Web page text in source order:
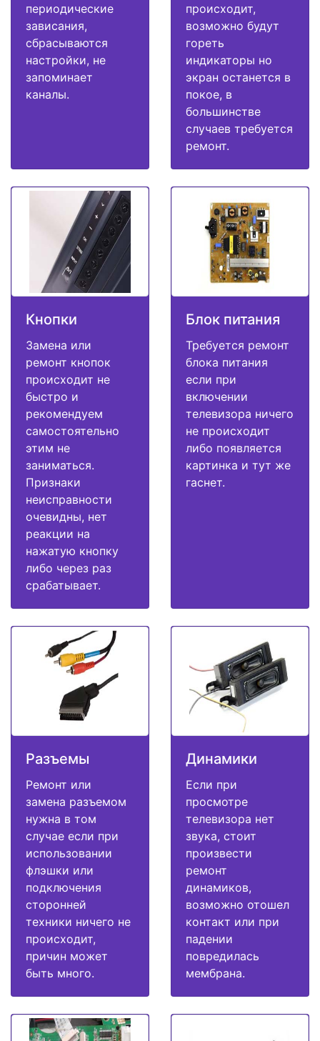
периодические
зависания,
сбрасываются
настройки, не
запоминает
каналы.
происходит,
возможно будут
гореть
индикаторы но
экран останется в
покое, в
большинстве
случаев требуется
ремонт.
Кнопки
Замена или
ремонт кнопок
происходит не
быстро и
рекомендуем
самостоятельно
этим не
заниматься.
Признаки
неисправности
очевидны, нет
реакции на
нажатую кнопку
либо через раз
срабатывает.
Блок питания
Требуется ремонт
блока питания
если при
включении
телевизора ничего
не происходит
либо появляется
картинка и тут же
гаснет.
Разъемы
Ремонт или
замена разъемом
нужна в том
случае если при
использовании
флэшки или
подключения
сторонней
техники ничего не
происходит,
причин может
быть много.
Динамики
Если при
просмотре
телевизора нет
звука, стоит
произвести
ремонт
динамиков,
возможно отошел
контакт или при
падении
повредилась
мембрана.